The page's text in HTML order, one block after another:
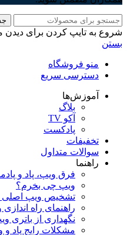
شروع به تایپ کردن برای دیدن
بستن
منو فروشگاه
دسترسی سریع
آموزش‌ها
بلاگ
آکو TV
پادکست
تخفیفات
سوالات متداول
راهنما
فرق ویپ، پاد و
ویپ چی بخرم؟
تشخیص ویپ اصلی
راهنمای راه
نگهداری از باتری
مشکلات رایج پاد و